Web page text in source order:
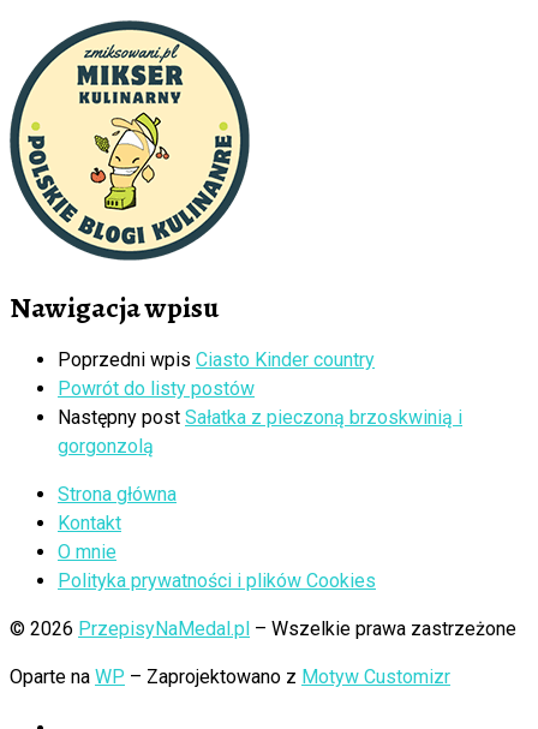
Nawigacja wpisu
Poprzedni wpis Ciasto Kinder country
Powrót do listy postów
Następny post Sałatka z pieczoną brzoskwinią i
gorgonzolą
Strona główna
Kontakt
O mnie
Polityka prywatności i plików Cookies
© 2026 PrzepisyNaMedal.pl – Wszelkie prawa zastrzeżone
Oparte na WP – Zaprojektowano z Motyw Customizr